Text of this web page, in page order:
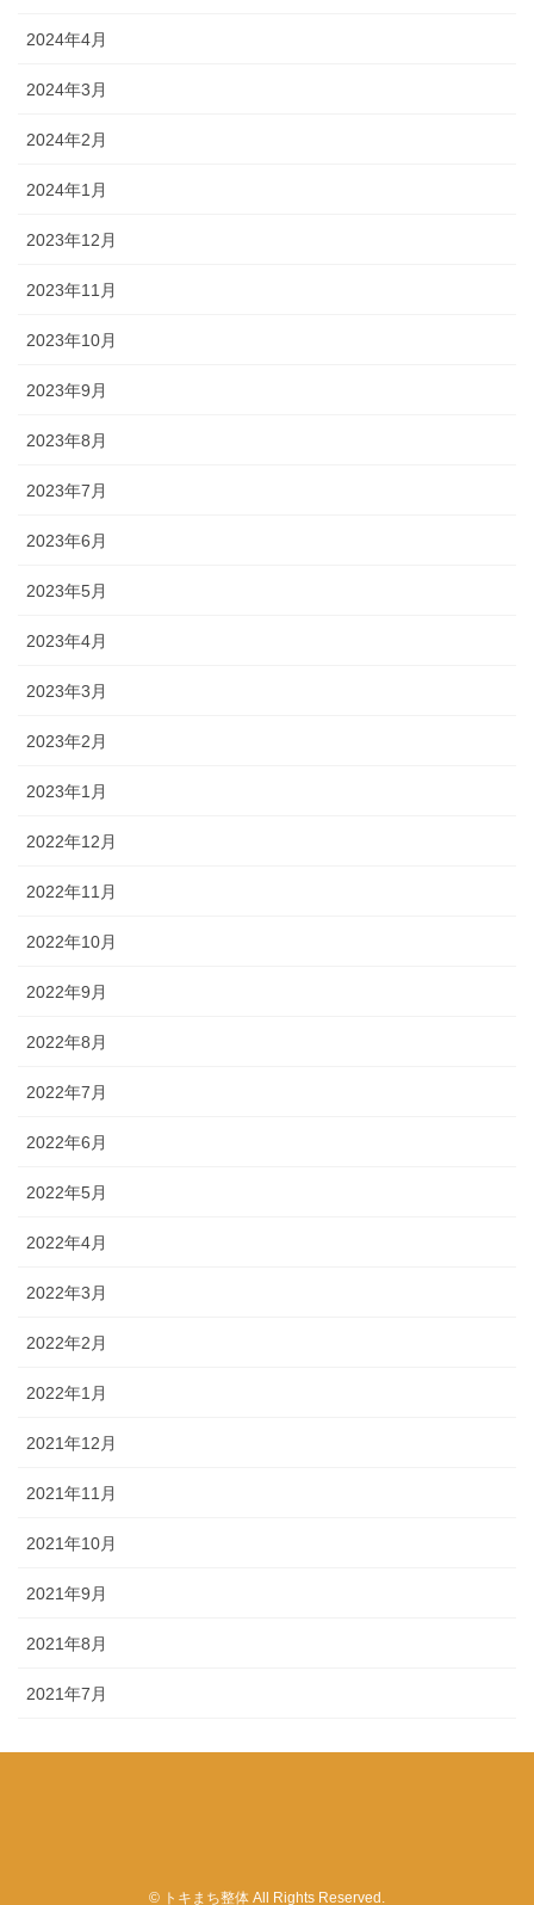
2024年4月
2024年3月
2024年2月
2024年1月
2023年12月
2023年11月
2023年10月
2023年9月
2023年8月
2023年7月
2023年6月
2023年5月
2023年4月
2023年3月
2023年2月
2023年1月
2022年12月
2022年11月
2022年10月
2022年9月
2022年8月
2022年7月
2022年6月
2022年5月
2022年4月
2022年3月
2022年2月
2022年1月
2021年12月
2021年11月
2021年10月
2021年9月
2021年8月
2021年7月
© トキまち整体 All Rights Reserved.